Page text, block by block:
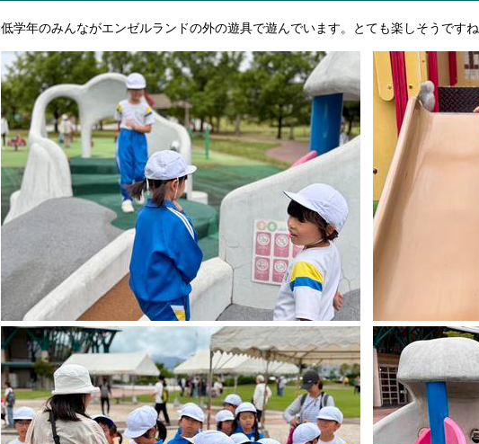
低学年のみんながエンゼルランドの外の遊具で遊んでいます。とても楽しそうです